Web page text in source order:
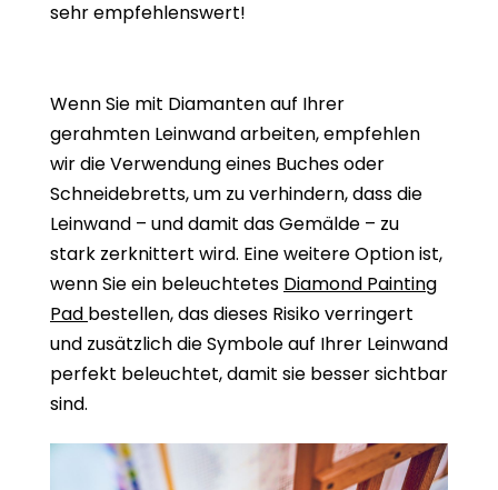
sehr empfehlenswert!
Wenn Sie mit Diamanten auf Ihrer
gerahmten Leinwand arbeiten, empfehlen
wir die Verwendung eines Buches oder
Schneidebretts, um zu verhindern, dass die
Leinwand – und damit das Gemälde – zu
stark zerknittert wird. Eine weitere Option ist,
wenn Sie ein beleuchtetes Diamond Painting
Pad bestellen, das dieses Risiko verringert
und zusätzlich die Symbole auf Ihrer Leinwand
perfekt beleuchtet, damit sie besser sichtbar
sind.